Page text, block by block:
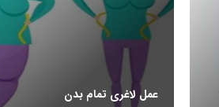
عمل لاغری تمام بدن